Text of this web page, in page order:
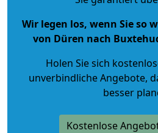
Wir legen los, wenn Sie so
von Düren nach
Holen Sie sich
unverbindliche Angebote,
besser
Kostenlose